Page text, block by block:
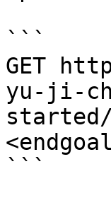
```
GET
yu-ji-
started/
```